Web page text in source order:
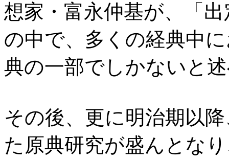
想家・富永仲基が、「
の中で、多くの経典中
典の一部でしかないと
その後、更に明治期以
た原典研究が盛んとな